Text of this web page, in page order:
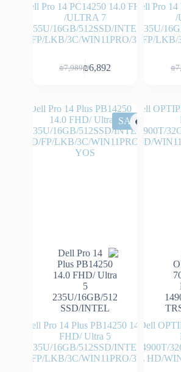
Dell Pro 14
/
235U/
HD/FP/LKB/
₪
Dell Pro 14 PC14250 14.0 FHD
/ULTRA 7
255U/16GB/512SSD/INTEL
HD/FP/LKB/3C/WIN11PRO/3YOS
₪7,989
המחיר
₪7,989.
₪6,892 המחיר
₪6,892.
Dell
14900T/
L HD/
SALE
Dell Pro 14 Plus PB14250 14.0
FHD/ Ultra 5
235U/16GB/512SSD/INTEL
HD/FP/LKB/3C/WIN11PRO/3YOS